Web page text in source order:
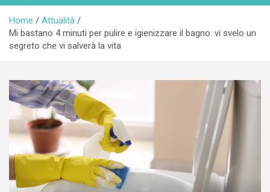
Home
Attualità
Mi bastano 4 minuti per pulire e igienizzare il bagno: vi svelo un
segreto che vi salverà la vita